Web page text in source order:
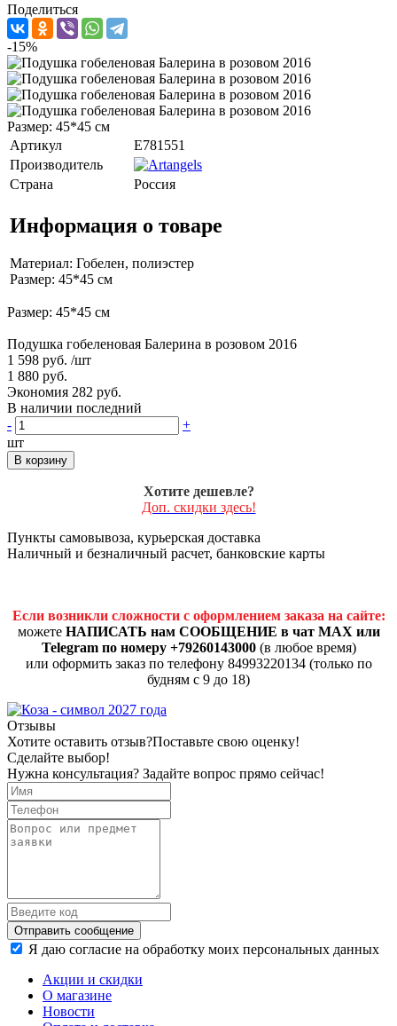
Поделиться
-15%
Размер: 45*45 см
Артикул
E781551
Производитель
Страна
Россия
Информация о товаре
Материал: Гобелен, полиэстер
Размер: 45*45 см
Размер: 45*45 см
Подушка гобеленовая Балерина в розовом 2016
1 598 руб. /шт
1 880 руб.
Экономия 282 руб.
В наличии последний
-
+
шт
В корзину
Хотите дешевле?
Доп. скидки здесь!
Пункты самовывоза, курьерская доставка
Наличный и безналичный расчет, банковские карты
Если возникли сложности с оформлением заказа на сайте:
можете НАПИСАТЬ нам СООБЩЕНИЕ в чат MAX или
Telegram по номеру +79260143000(в любое время)
или оформить заказ по телефону 84993220134 (только по
будням с 9 до 18)
Отзывы
Хотите оставить отзыв?Поставьте свою оценку!
Сделайте выбор!
Нужна консультация? Задайте вопрос прямо сейчас!
Отправить сообщение
Я даю согласие на обработку моих персональных данных
Акции и скидки
О магазине
Новости